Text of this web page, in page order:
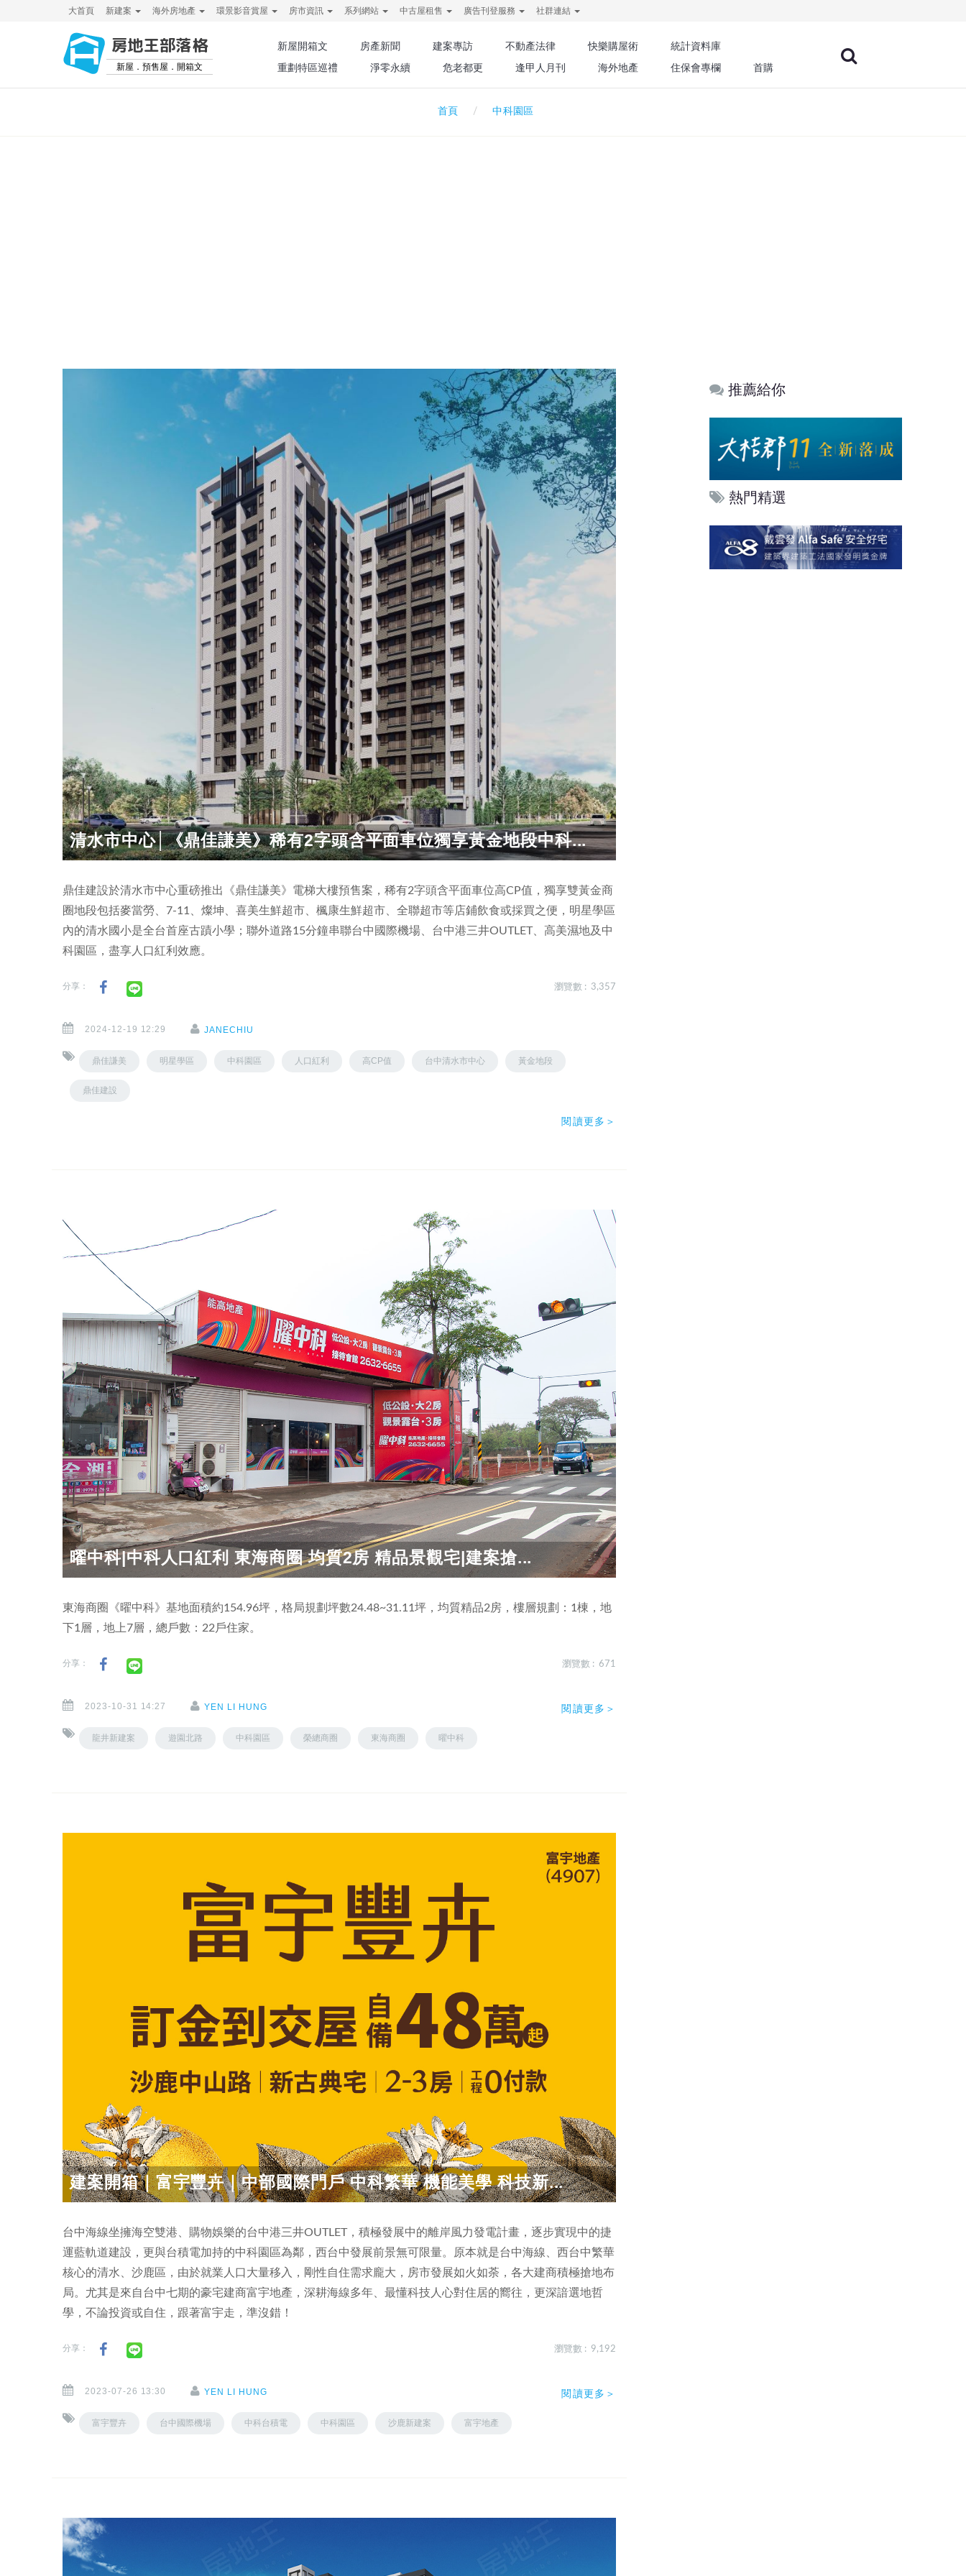
大首頁 新建案 海外房地產 環景影音賞屋 房市資訊 系列網站 中古屋租售 廣告刊登服務 社群連結
房地王部落格
新屋．預售屋．開箱文
新屋開箱文 房產新聞 建案專訪 不動產法律 快樂購屋術
統計資料庫
重劃特區巡禮
淨零永續 危老都更 逢甲人月刊 海外地產 住保會專欄 首購
首頁 中科園區
清水市中心│《鼎佳謙美》稀有2字頭含平面車位獨享黃金地段中科...
鼎佳建設於清水市中心重磅推出《鼎佳謙美》電梯大樓預售案，稀有2字頭含平面車位高CP值，獨享雙黃金商
圈地段包括麥當勞、7-11、燦坤、喜美生鮮超市、楓康生鮮超市、全聯超市等店鋪飲食或採買之便，明星學區
內的清水國小是全台首座古蹟小學；聯外道路15分鐘串聯台中國際機場、台中港三井OUTLET、高美濕地及中
科園區，盡享人口紅利效應。
分享： 瀏覽數 : 3,357
2024-12-19 12:29 JANECHIU
鼎佳謙美 明星學區 中科園區 人口紅利 高CP值 台中清水市中心 黃金地段
鼎佳建設
閱讀更多＞
曜中科|中科人口紅利 東海商圈 均質2房 精品景觀宅|建案搶...
東海商圈《曜中科》基地面積約154.96坪，格局規劃坪數24.48~31.11坪，均質精品2房，樓層規劃：1棟，地
下1層，地上7層，總戶數：22戶住家。
分享： 瀏覽數 : 671
2023-10-31 14:27 YEN LI HUNG
龍井新建案 遊園北路 中科園區 榮總商圈 東海商圈 曜中科
閱讀更多＞
建案開箱｜富宇豐卉｜中部國際門戶 中科繁華 機能美學 科技新...
台中海線坐擁海空雙港、購物娛樂的台中港三井OUTLET，積極發展中的離岸風力發電計畫，逐步實現中的捷
運藍軌道建設，更與台積電加持的中科園區為鄰，西台中發展前景無可限量。原本就是台中海線、西台中繁華
核心的清水、沙鹿區，由於就業人口大量移入，剛性自住需求龐大，房市發展如火如荼，各大建商積極搶地布
局。尤其是來自台中七期的豪宅建商富宇地產，深耕海線多年、最懂科技人心對住居的嚮往，更深諳選地哲
學，不論投資或自住，跟著富宇走，準沒錯！
分享： 瀏覽數 : 9,192
2023-07-26 13:30 YEN LI HUNG
富宇豐卉 台中國際機場 中科台積電 中科園區 沙鹿新建案 富宇地產
閱讀更多＞
推薦給你
熱門精選